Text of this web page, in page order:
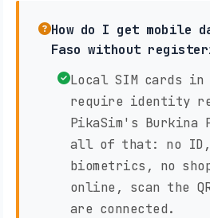
How do I get mobile
Faso without
Local SIM cards in
require identity
PikaSim's Burkina
all of that: no ID,
biometrics, no
online, scan the
are connected.